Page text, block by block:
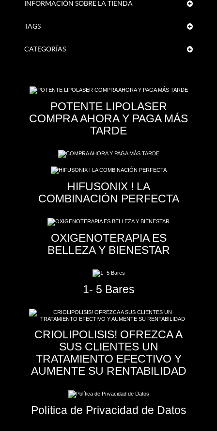
INFORMACIÓN SOBRE LA TIENDA
TAGS
CATEGORÍAS
POTENTE LIPOLASER
COMPRA AHORA Y PAGA MÁS
TARDE
HIFUSONIX ! LA
COMBINACIÓN PERFECTA
OXIGENOTERAPIA ES
BELLEZA Y BIENESTAR
1- 5 Bares
CRIOLIPOLISIS! OFREZCA A
SUS CLIENTES UN
TRATAMIENTO EFECTIVO Y
AUMENTE SU RENTABILIDAD
Política de Privacidad de Datos